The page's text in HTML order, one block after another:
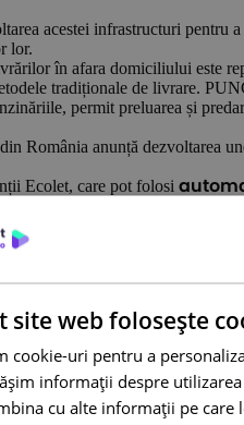
acestei infrastructuri pentru
lor.
în afara domiciliului este
tradiționale de livrare.
permit preluarea și
România anunță dezvoltarea
Ecolet, care pot folosi
se numără dezvoltarea
Digitalizarea conduce la
calitatea și eficiența
site web folosește
cookie-uri pentru a
informații despre
cu alte informații pe care